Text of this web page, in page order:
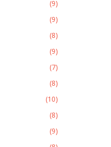
(9)
(9)
(8)
(9)
(7)
(8)
(10)
(8)
(9)